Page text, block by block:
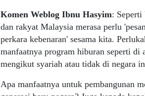
Komen Weblog Ibnu Hasyim: Seperti
dan rakyat Malaysia merasa perlu
perkara kebenaran' sesama kita.
manfaatnya program hiburan seperti di
mengikut syariah atau tidak di negara
Apa manfaatnya untuk pembangunan